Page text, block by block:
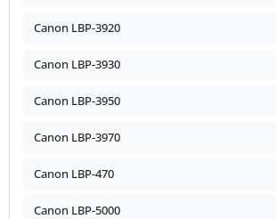
Canon LBP-3920
Canon LBP-3930
Canon LBP-3950
Canon LBP-3970
Canon LBP-470
Canon LBP-5000